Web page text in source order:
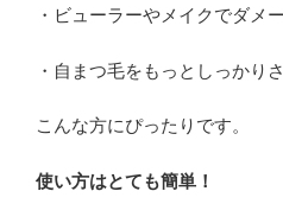
・ビューラーやメイクでダメ
・自まつ毛をもっとしっかり
こんな方にぴったりです。
使い方はとても簡単！